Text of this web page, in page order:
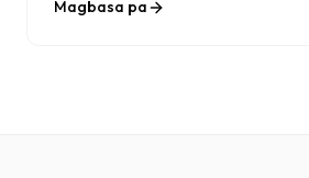
kulay, at mga visual na elemento na
Magbasa pa